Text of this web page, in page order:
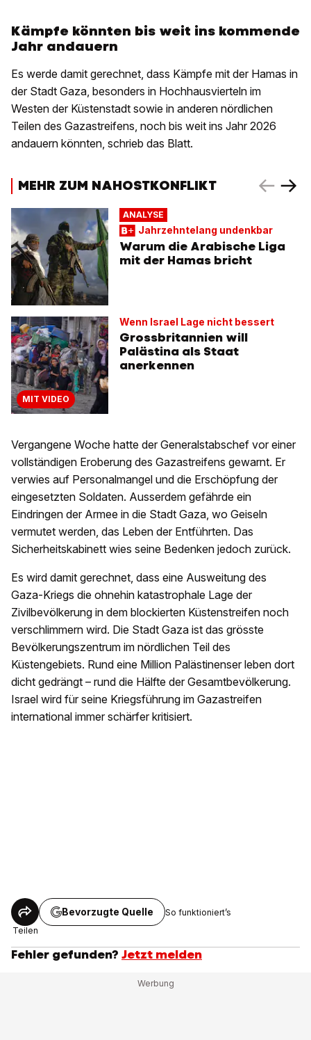
Kämpfe könnten bis weit ins kommende
Jahr andauern
Es werde damit gerechnet, dass Kämpfe mit der Hamas in
der Stadt Gaza, besonders in Hochhausvierteln im
Westen der Küstenstadt sowie in anderen nördlichen
Teilen des Gazastreifens, noch bis weit ins Jahr 2026
andauern könnten, schrieb das Blatt.
MEHR ZUM NAHOSTKONFLIKT
ANALYSE
Jahrzehntelang undenkbar
Warum die Arabische Liga
mit der Hamas bricht
MIT VIDEO
Wenn Israel Lage nicht bessert
Grossbritannien will
Palästina als Staat
anerkennen
Vergangene Woche hatte der Generalstabschef vor einer
vollständigen Eroberung des Gazastreifens gewarnt. Er
verwies auf Personalmangel und die Erschöpfung der
eingesetzten Soldaten. Ausserdem gefährde ein
Eindringen der Armee in die Stadt Gaza, wo Geiseln
vermutet werden, das Leben der Entführten. Das
Sicherheitskabinett wies seine Bedenken jedoch zurück.
Es wird damit gerechnet, dass eine Ausweitung des
Gaza-Kriegs die ohnehin katastrophale Lage der
Zivilbevölkerung in dem blockierten Küstenstreifen noch
verschlimmern wird. Die Stadt Gaza ist das grösste
Bevölkerungszentrum im nördlichen Teil des
Küstengebiets. Rund eine Million Palästinenser leben dort
dicht gedrängt – rund die Hälfte der Gesamtbevölkerung.
Israel wird für seine Kriegsführung im Gazastreifen
international immer schärfer kritisiert.
Teilen
Bevorzugte Quelle So funktioniert’s
Fehler gefunden? Jetzt melden